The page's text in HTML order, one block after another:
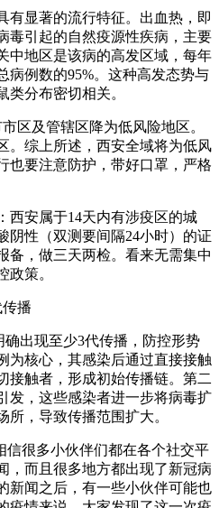
有显著的流行特征。出血热，即
毒引起的自然疫源性疾病，主要
中地区是该病的高发区域，每年
病例数的95%。这种高发态势与
类分布密切相关。
区及管辖区降为低风险地区。
。综上所述，西安全域将为低风
也要注意防护，带好口罩，严格
西安属于14天内有涉疫区的城
阴性（双测要间隔24小时）的证
备，做三天两检。看来无需集中
政策。
播
确出现至少3代传播，防控形势
为核心，其感染后通过直接接触
接触者，形成初始传播链。第二
发，这些感染者进一步将病毒扩
，导致传播范围扩大。
信很多小伙伴们都在各个社交平
，而且很多地方都出现了新冠病
新闻之后，有一些小伙伴可能也